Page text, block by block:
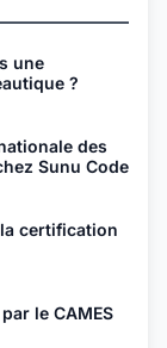
une
?
des
Sunu Code
la certification
le CAMES